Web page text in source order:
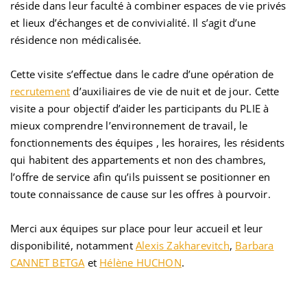
réside dans leur faculté à combiner espaces de vie privés
et lieux d’échanges et de convivialité. Il s’agit d’une
résidence non médicalisée.
Cette visite s’effectue dans le cadre d’une opération de
recrutement d’auxiliaires de vie de nuit et de jour. Cette
visite a pour objectif d’aider les participants du PLIE à
mieux comprendre l’environnement de travail, le
fonctionnements des équipes , les horaires, les résidents
qui habitent des appartements et non des chambres,
l’offre de service afin qu’ils puissent se positionner en
toute connaissance de cause sur les offres à pourvoir.
Merci aux équipes sur place pour leur accueil et leur
disponibilité, notamment Alexis Zakharevitch, Barbara
CANNET BETGAet Hélène HUCHON.